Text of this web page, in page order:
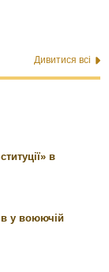
Дивитися всі
в
у воюючій